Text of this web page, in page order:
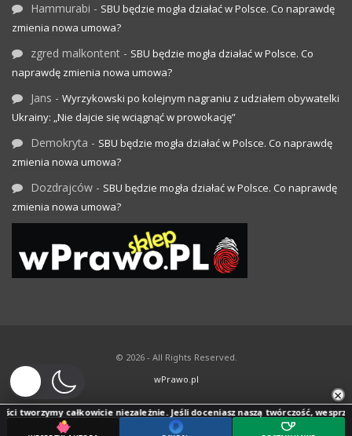
Hammurabi - SBU będzie mogła działać w Polsce. Co naprawdę
zmienia nowa umowa?
zgred malkontent - SBU będzie mogła działać w Polsce. Co
naprawdę zmienia nowa umowa?
Jans - Wyrzykowski po kolejnym nagraniu z udziałem obywatelki
Ukrainy: „Nie dajcie się wciągnąć w prowokację”
Demokryta - SBU będzie mogła działać w Polsce. Co naprawdę
zmienia nowa umowa?
Dozdrajców - SBU będzie mogła działać w Polsce. Co naprawdę
zmienia nowa umowa?
© 2026 - All Rights Reserved.
wPrawo.pl
×
tworzymy całkowicie niezależnie. Jeśli doceniasz naszą twórczość, wesprzyj